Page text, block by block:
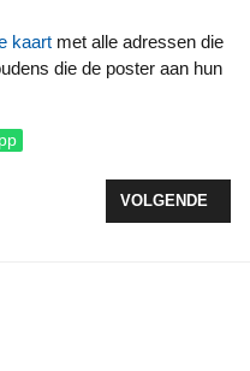
kaart met alle adressen die
die de poster aan hun
AMVZ TREEDT OP IN
VOLGENDE
VOLGENDE